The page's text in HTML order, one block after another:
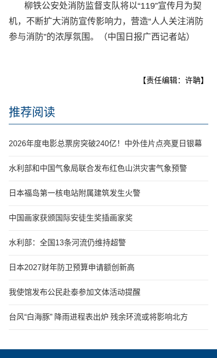
柳铁公安处消防监督支队将以“119”宣传月为契
机，不断扩大消防宣传影响力，营造“人人关注消防
参与消防”的浓厚氛围。（中国日报广西记者站）
【责任编辑：许聃】
推荐阅读
2026年度电影总票房突破240亿！中外佳片点亮夏日银幕
水利部和中国气象局联合发布红色山洪灾害气象预警
日本福岛第一核电站附属建筑发生火警
中国画家获颁国际安徒生奖插画家奖
水利部：全国13条河流仍维持超警
日本2027财年防卫预算申请额创新高
我使馆发布公民赴泰参加文体活动提醒
台风“白海豚” 降雨进程表出炉 残余环流或将影响北方